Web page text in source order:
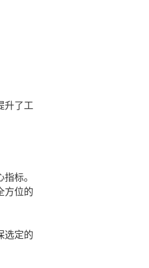
升了工
标。
方位的
选定的